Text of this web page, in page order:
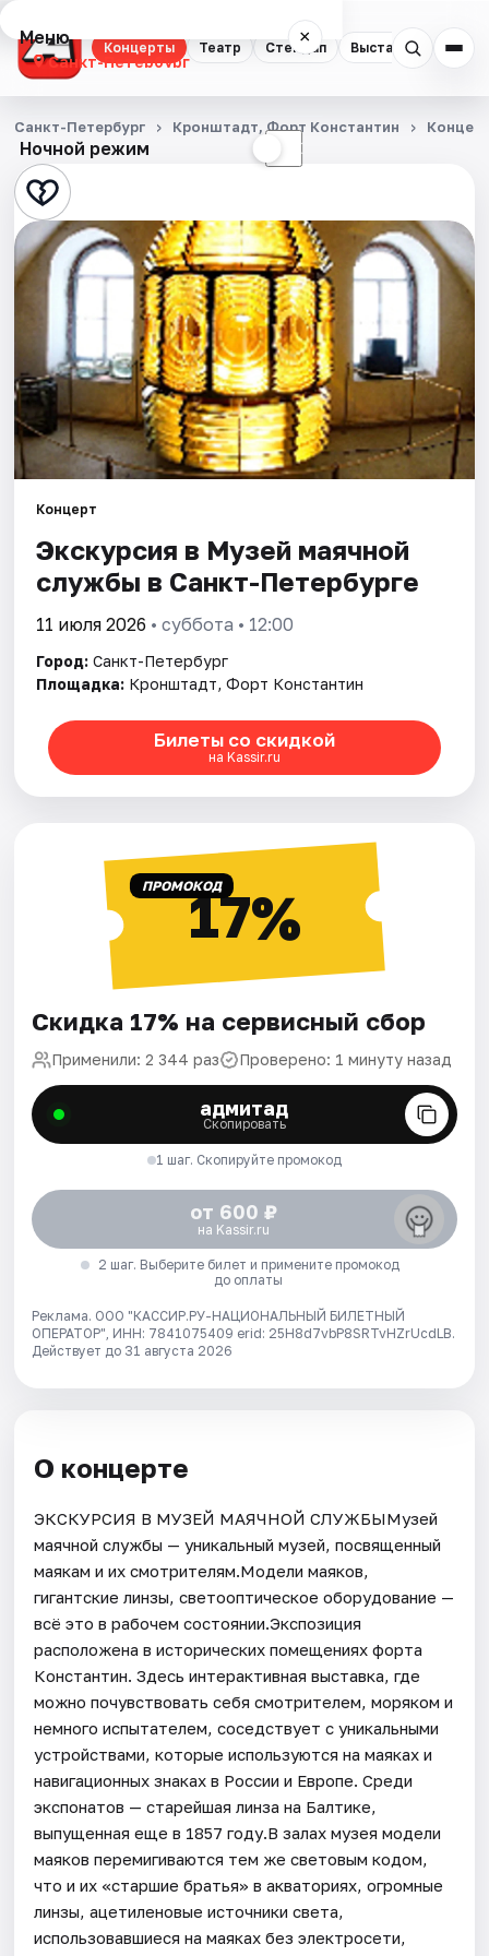
Концерты Театр Стендап Выставки
Меню ×
Санкт-Петербург
Концерты
Театр
Стендап
Выставки
Квесты
Экскурсии
Спорт
События
Города
Площадки
Рейтинги
Ночной режим ☾
Санкт-Петербург Кронштадт, Форт Константин
Концерт
Экскурсия в Музей маячной
службы в Санкт-Петербурге
11 июля 2026 • суббота • 12:00
Город: Санкт-Петербург
Площадка: Кронштадт, Форт Константин
Билеты со скидкой
на Kassir.ru
ПРОМОКОД17%
Скидка 17% на сервисный сбор
Применили: 2 344 раз Проверено: 1 минуту назад
адмитад
Скопировать
1 шаг. Скопируйте промокод
от 600 ₽
на Kassir.ru
2 шаг. Выберите билет и примените промокод
до оплаты
Реклама. ООО "КАССИР.РУ-НАЦИОНАЛЬНЫЙ БИЛЕТНЫЙ
ОПЕРАТОР", ИНН: 7841075409 erid: 25H8d7vbP8SRTvHZrUcdLB.
Действует до 31 августа 2026
О концерте
ЭКСКУРСИЯ В МУЗЕЙ МАЯЧНОЙ СЛУЖБЫМузей
маячной службы — уникальный музей, посвященный
маякам и их смотрителям.Модели маяков,
гигантские линзы, светооптическое оборудование —
всё это в рабочем состоянии.Экспозиция
расположена в исторических помещениях форта
Константин. Здесь интерактивная выставка, где
можно почувствовать себя смотрителем, моряком и
немного испытателем, соседствует с уникальными
устройствами, которые используются на маяках и
навигационных знаках в России и Европе. Среди
экспонатов — старейшая линза на Балтике,
выпущенная еще в 1857 году.В залах музея модели
маяков перемигиваются тем же световым кодом,
что и их «старшие братья» в акваториях, огромные
линзы, ацетиленовые источники света,
использовавшиеся на маяках без электросети,